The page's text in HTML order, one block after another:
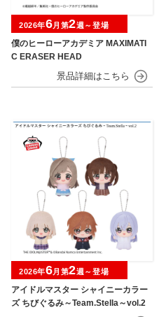
僕のヒーローアカデミア MAXIMATI
C ERASER HEAD
2026年6月第2週～登場
アイドルマスター シャイニーカラー
ズ ちびぐるみ～Team.Stella～vol.2
2026年6月第2週～登場